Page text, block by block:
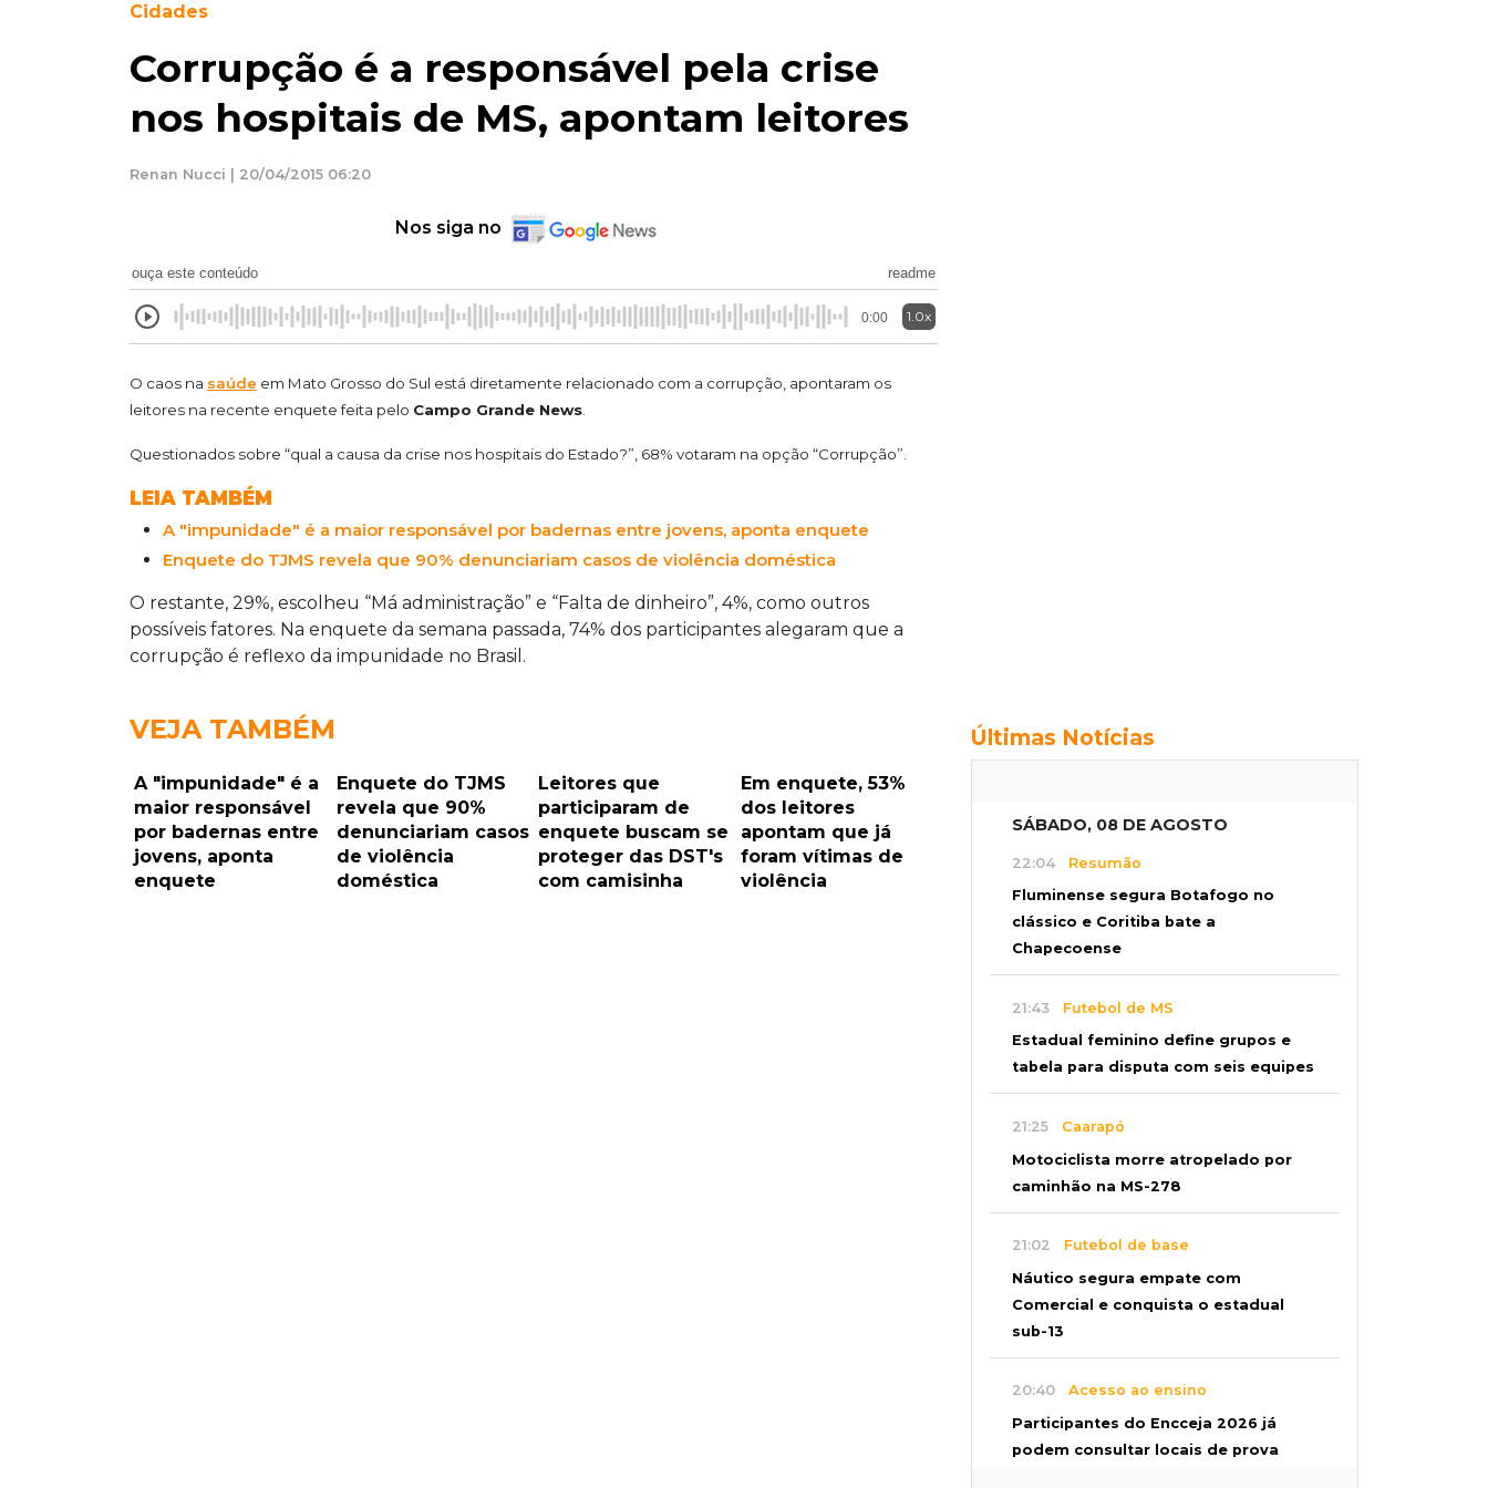
Cidades
Corrupção é a responsável pela crise
nos hospitais de MS, apontam leitores
Renan Nucci | 20/04/2015 06:20
Nos siga no
ouça este conteúdo readme
0:00 1.0x
O caos na saúde em Mato Grosso do Sul está diretamente relacionado com a corrupção, apontaram os
leitores na recente enquete feita pelo Campo Grande News
Questionados sobre “qual a causa da crise nos hospitais do Estado?”, 68% votaram na opção “Corrupção”.
LEIA TAMBÉM
A "impunidade" é a maior responsável por badernas entre jovens, aponta enquete
Enquete do TJMS revela que 90% denunciariam casos de violência doméstica
O restante, 29%, escolheu “Má administração” e “Falta de dinheiro”, 4%, como outros
possíveis fatores. Na enquete da semana passada, 74% dos participantes alegaram que a
corrupção é reflexo da impunidade no Brasil.
VEJA TAMBÉM
A "impunidade" é a
maior responsável
por badernas entre
jovens, aponta
enquete
Enquete do TJMS
revela que 90%
denunciariam casos
de violência
doméstica
Leitores que
participaram de
enquete buscam se
proteger das DST's
com camisinha
Em enquete, 53%
dos leitores
apontam que já
foram vítimas de
violência
Últimas Notícias
SÁBADO, 08 DE AGOSTO
22:04 Resumão
Fluminense segura Botafogo no
clássico e Coritiba bate a
Chapecoense
21:43 Futebol de MS
Estadual feminino define grupos e
tabela para disputa com seis equipes
21:25 Caarapó
Motociclista morre atropelado por
caminhão na MS-278
21:02 Futebol de base
Náutico segura empate com
Comercial e conquista o estadual
sub-13
20:40 Acesso ao ensino
Participantes do Encceja 2026 já
podem consultar locais de prova